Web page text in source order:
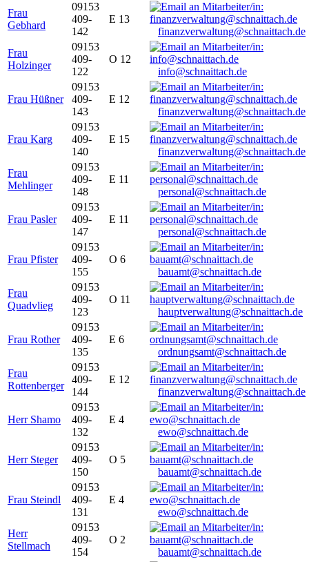
Frau
Gebhard
09153
409-
142
E 13
finanzverwaltung@schnaittach.de
Frau
Holzinger
09153
409-
122
O 12
info@schnaittach.de
Frau Hüßner
09153
409-
143
E 12
finanzverwaltung@schnaittach.de
Frau Karg
09153
409-
140
E 15
finanzverwaltung@schnaittach.de
Frau
Mehlinger
09153
409-
148
E 11
personal@schnaittach.de
Frau Pasler
09153
409-
147
E 11
personal@schnaittach.de
Frau Pfister
09153
409-
155
O 6
bauamt@schnaittach.de
Frau
Quadvlieg
09153
409-
123
O 11
hauptverwaltung@schnaittach.de
Frau Rother
09153
409-
135
E 6
ordnungsamt@schnaittach.de
Frau
Rottenberger
09153
409-
144
E 12
finanzverwaltung@schnaittach.de
Herr Shamo
09153
409-
132
E 4
ewo@schnaittach.de
Herr Steger
09153
409-
150
O 5
bauamt@schnaittach.de
Frau Steindl
09153
409-
131
E 4
ewo@schnaittach.de
Herr
Stellmach
09153
409-
154
O 2
bauamt@schnaittach.de